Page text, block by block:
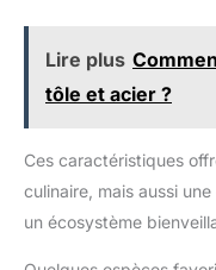
Lire plus
tôle et acier ?
Ces caractéristiques
culinaire, mais aussi
un écosystème